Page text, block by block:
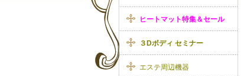
ヒートマット特集＆セール
３Dボディ セミナー
エステ周辺機器